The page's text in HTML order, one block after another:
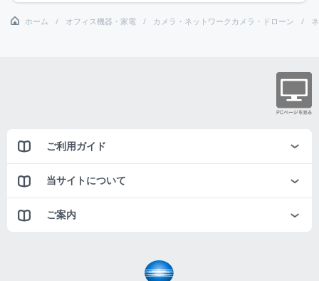
ホーム オフィス機器・家電 カメラ・ネットワークカメラ・ドローン
ご利用ガイド
当サイトについて
ご案内